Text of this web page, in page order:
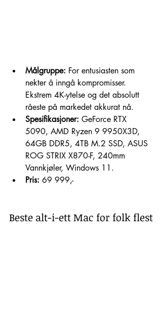
Målgruppe: For entusiasten som
nekter å inngå kompromisser.
Ekstrem 4K-ytelse og det absolutt
råeste på markedet akkurat nå.
Spesifikasjoner: GeForce RTX
5090, AMD Ryzen 9 9950X3D,
64GB DDR5, 4TB M.2 SSD, ASUS
ROG STRIX X870-F, 240mm
Vannkjøler, Windows 11.
Pris: 69 999,-
Beste alt-i-ett Mac for folk flest